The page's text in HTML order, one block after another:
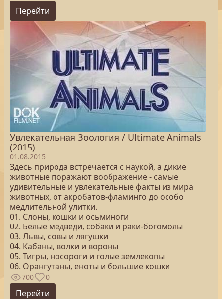
Перейти
Увлекательная Зоология / Ultimate Animals
(2015)
01.08.2015
Здесь природа встречается с наукой, а дикие
животные поражают воображение - самые
удивительные и увлекательные факты из мира
животных, от акробатов-фламинго до особо
медлительной улитки.
01. Слоны, кошки и осьминоги
02. Белые медведи, собаки и раки-богомолы
03. Львы, совы и лягушки
04. Кабаны, волки и вороны
05. Тигры, носороги и голые землекопы
06. Орангутаны, еноты и большие кошки
700 0
Перейти